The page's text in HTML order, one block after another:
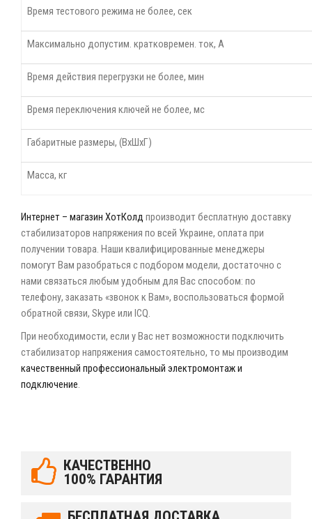
Время тестового режима не более, сек
Максимально допустим. кратковремен. ток, А
Время действия перегрузки не более, мин
Время переключения ключей не более, мс
Габаритные размеры, (ВхШхГ)
Масса, кг
Интернет – магазин ХотКолд производит бесплатную доставку
стабилизаторов напряжения по всей Украине, оплата при
получении товара. Наши квалифицированные менеджеры
помогут Вам разобраться с подбором модели, достаточно с
нами связаться любым удобным для Вас способом: по
телефону, заказать «звонок к Вам», воспользоваться формой
обратной связи, Skype или ICQ.
При необходимости, если у Вас нет возможности подключить
стабилизатор напряжения самостоятельно, то мы производим
качественный профессиональный электромонтаж и
подключение
КАЧЕСТВЕННО
100% ГАРАНТИЯ